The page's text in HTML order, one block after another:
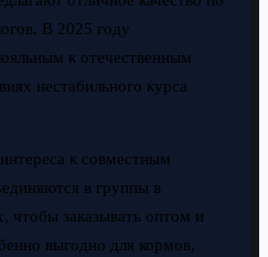
В 2025 году
к отечественным
нестабильного курса
к совместным
в группы в
чтобы заказывать оптом и
выгодно для кормов,